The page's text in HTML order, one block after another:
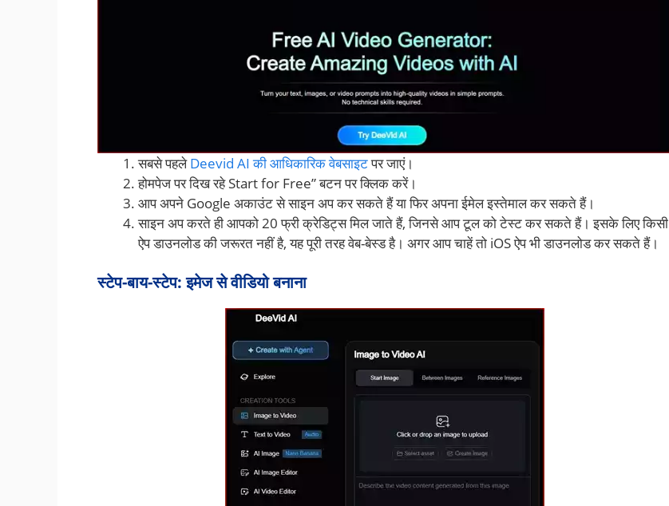
सबसे पहलेDeevid AI की आधिकारिक वेबसाइटपर जाएं।
होमपेज पर दिख रहे Start for Free” बटन पर क्लिक करें।
आप अपने Google अकाउंट से साइन अप कर सकते हैं या फिर अपना ईमेल इस्तेमाल कर सकते हैं।
साइन अप करते ही आपको 20 फ्री क्रेडिट्स मिल जाते हैं, जिनसे आप टूल को टेस्ट कर सकते हैं। इसके लिए किसी
ऐप डाउनलोड की जरूरत नहीं है, यह पूरी तरह वेब-बेस्ड है। अगर आप चाहें तो iOS ऐप भी डाउनलोड कर सकते हैं।
स्टेप-बाय-स्टेप: इमेज से वीडियो बनाना